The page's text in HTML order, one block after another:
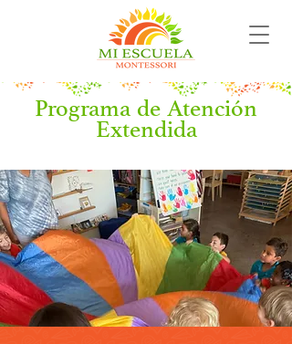
Programa de Atención
Extendida